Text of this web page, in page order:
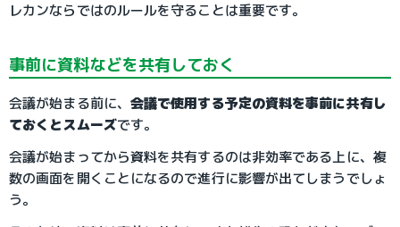
レカンならではのルールを守ることは重要です。
事前に資料などを共有しておく
会議が始まる前に、 会議で使用する予定の資料を事前に共有し
ておくとスムーズです。
会議が始まってから資料を共有するのは非効率である上に、複
数の画面を開くことになるので進行に影響が出てしまうでしょ
う。